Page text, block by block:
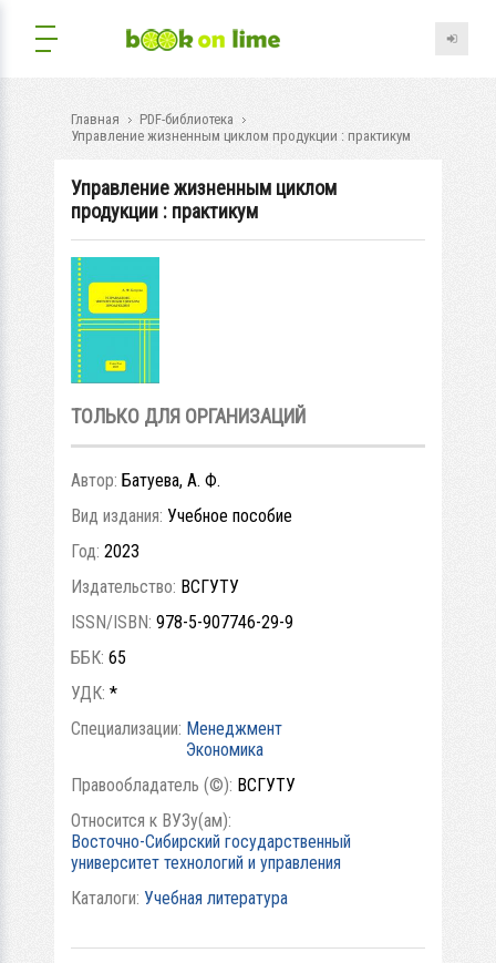
Главная
PDF-библиотека
Управление жизненным циклом продукции : практикум
Управление жизненным циклом
продукции : практикум
ТОЛЬКО ДЛЯ ОРГАНИЗАЦИЙ
Автор: Батуева, А. Ф.
Вид издания: Учебное пособие
Год: 2023
Издательство: ВСГУТУ
ISSN/ISBN: 978-5-907746-29-9
ББК: 65
УДК: *
Специализации: Менеджмент
Экономика
Правообладатель (©): ВСГУТУ
Относится к ВУЗу(ам):
Восточно-Сибирский государственный
университет технологий и управления
Каталоги: Учебная литература